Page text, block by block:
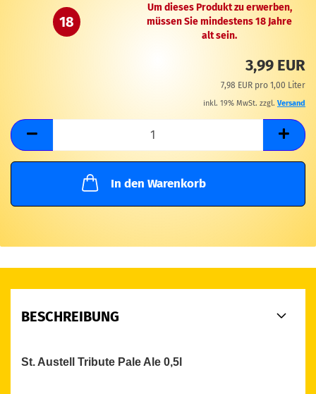
18
Um dieses Produkt zu erwerben,
müssen Sie mindestens 18 Jahre
alt sein.
3,99 EUR
7,98 EUR pro 1,00 Liter
inkl. 19% MwSt. zzgl. Versand
In den Warenkorb
BESCHREIBUNG
St. Austell Tribute Pale Ale 0,5l